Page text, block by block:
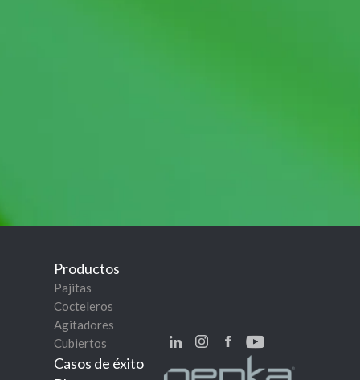
Productos
Pajitas
Cocteleros
Agitadores
Cubiertos
Casos de éxito